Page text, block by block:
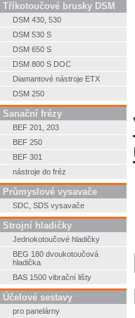
Tříkotoučové brusky DSM
DSM 430, 530
DSM 530 S
DSM 650 S
DSM 800 S DOC
Diamantové nástroje ETX
DSM 250
Sanační frézy
BEF 201, 203
BEF 250
BEF 301
nástroje do fréz
Průmyslové vysavače
SDC, SDS vysavače
Strojní hladičky
Jednokotoučové hladičky
BEG 180 dvoukotoučová
hladička
BAS 1500 vibrační lišty
Účelové sestavy
pro panelárny